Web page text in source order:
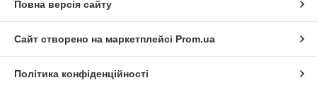
Повна версія сайту
Сайт створено на маркетплейсі Prom.ua
Політика конфіденційності